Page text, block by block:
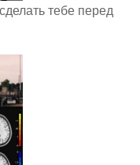
тебе перед